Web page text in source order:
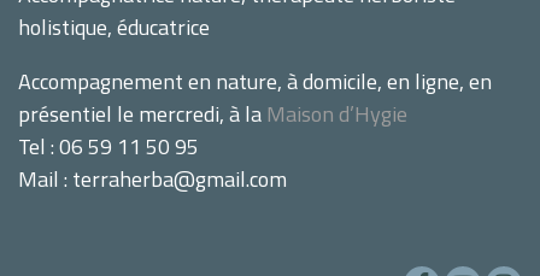
holistique, éducatrice
Accompagnement en nature, à domicile, en ligne, en
présentiel le mercredi, à la Maison d’Hygie
Tel : 06 59 11 50 95
Mail : terraherba@gmail.com